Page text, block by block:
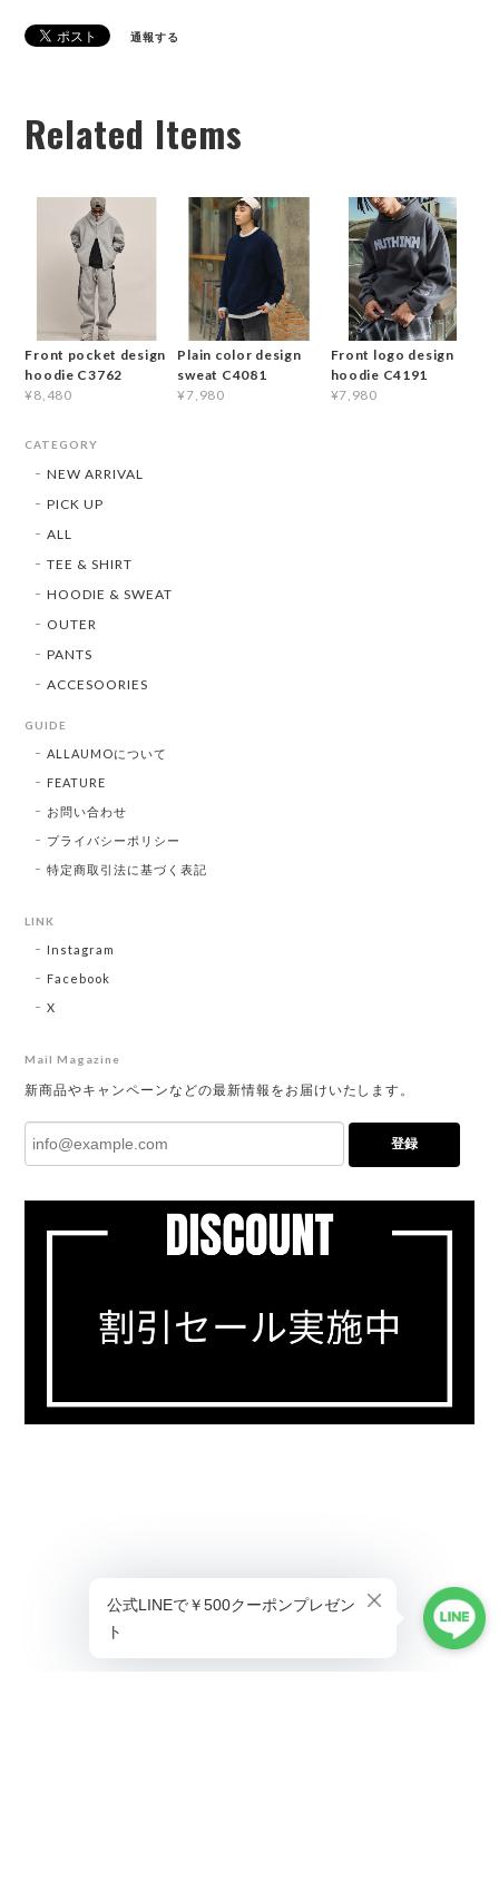
通報する
Related Items
Front pocket design
hoodie C3762
¥8,480
Plain color design
sweat C4081
¥7,980
Front logo design
hoodie C4191
¥7,980
CATEGORY
NEW ARRIVAL
PICK UP
ALL
TEE & SHIRT
HOODIE & SWEAT
OUTER
PANTS
ACCESOORIES
GUIDE
ALLAUMOについて
FEATURE
お問い合わせ
プライバシーポリシー
特定商取引法に基づく表記
LINK
Instagram
Facebook
X
Mail Magazine
新商品やキャンペーンなどの最新情報をお届けいたします。
登録